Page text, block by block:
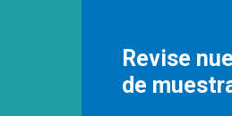
Revise
de